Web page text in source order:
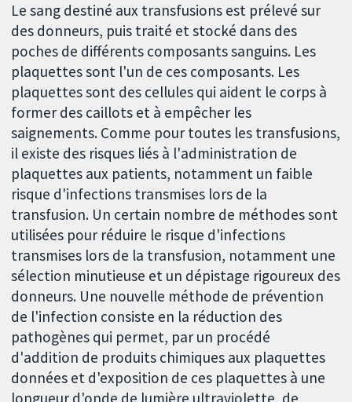
Le sang destiné aux transfusions est prélevé sur
des donneurs, puis traité et stocké dans des
poches de différents composants sanguins. Les
plaquettes sont l'un de ces composants. Les
plaquettes sont des cellules qui aident le corps à
former des caillots et à empêcher les
saignements. Comme pour toutes les transfusions,
il existe des risques liés à l'administration de
plaquettes aux patients, notamment un faible
risque d'infections transmises lors de la
transfusion. Un certain nombre de méthodes sont
utilisées pour réduire le risque d'infections
transmises lors de la transfusion, notamment une
sélection minutieuse et un dépistage rigoureux des
donneurs. Une nouvelle méthode de prévention
de l'infection consiste en la réduction des
pathogènes qui permet, par un procédé
d'addition de produits chimiques aux plaquettes
données et d'exposition de ces plaquettes à une